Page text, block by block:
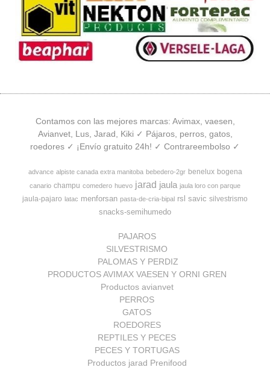
Contamos con las mejores marcas: Avimax, vaesen,
Avianvet, Lus, Jarad, Kiki ✓ Pájaros, perros, gatos,
roedores ✓ ¡Envío gratuito 24h! ✓ Contrareembolso ✓
advance alpiste canada extra manitoba bebedero-2gr benelux bogena
canario champu comedero huevo jarad jaula jaula loro con parque
jaula-pajaro latac menforsan pasta-de-cria-bipal rsl savic silvestrismo
snacks-semihumedo
PAJAROS
SILVESTRISMO
PALOMAS Y PERDIZ
PRODUCTOS AVIMAX VAESEN Y ORNI GREN
Productos avianvet
PERROS
GATOS
ROEDORES
REPTILES Y PECES
PECES Y TORTUGAS
Productos jarad Prenifood